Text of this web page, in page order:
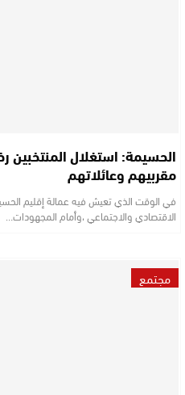
الحسيمة: استغلال
مقربيهم وعائلاتهم
في الوقت الذي تعيش فيه عمالة إقليم
الاقتصادي والاجتماعي ،وأمام المجهودات…
مجتمع